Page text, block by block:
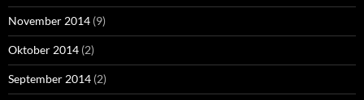
November 2014 (9)
Oktober 2014 (2)
September 2014 (2)